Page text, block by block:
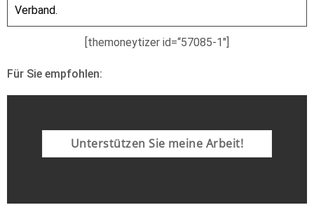
Verband.
[themoneytizer id=“57085-1″]
Für Sie empfohlen:
Unterstützen Sie meine Arbeit!